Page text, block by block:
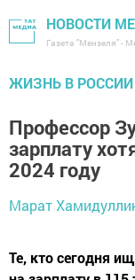
НОВОСТИ
Газета "Мензеля" -
ЖИЗНЬ В РОССИИ
Профессор
зарплату
2024 году
Марат
Те, кто сегодня